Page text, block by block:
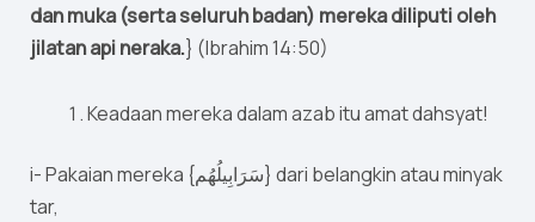
dan muka (serta seluruh badan) mereka diliputi oleh
jilatan api neraka.} (Ibrahim 14:50)
Keadaan mereka dalam azab itu amat dahsyat!
i- Pakaian mereka {سَرَابِيلُهُم} dari belangkin atau minyak
tar,